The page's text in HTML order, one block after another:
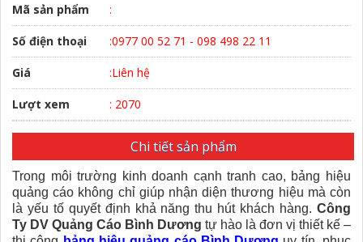
Mã sản phẩm :
Số điện thoại :0977 00 52 71 - 098 498 22 11
Giá :Liên hệ
Lượt xem : 2070
Chi tiết sản phẩm
Trong môi trường kinh doanh cạnh tranh cao, bảng hiệu
quảng cáo không chỉ giúp nhận diện thương hiệu mà còn
là yếu tố quyết định khả năng thu hút khách hàng. Công
Ty DV Quảng Cáo Bình Dương tự hào là đơn vị thiết kế –